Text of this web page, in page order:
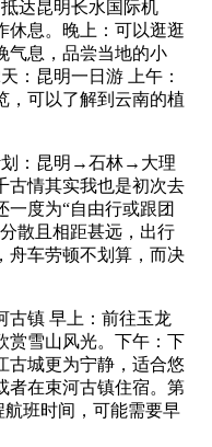
达昆明长水国际机
休息。晚上：可以逛逛
气息，品尝当地的小
：昆明一日游 上午：
，可以了解到云南的植
划：昆明→石林→大理
情其实我也是初次去
度为“自由行或跟团
散且相距甚远，出行
舟车劳顿不划算，而决
镇 早上：前往玉龙
赏雪山风光。下午：下
古城更为宁静，适合悠
者在束河古镇住宿。第
班时间，可能需要早